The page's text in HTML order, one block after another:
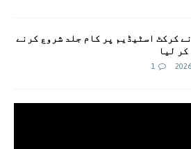
کرکٹ اسٹیڈیم پر کام جلد شروع کرنے
لیا
1